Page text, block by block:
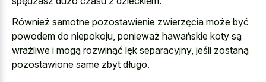
Również samotne pozostawienie zwierzęcia może być
powodem do niepokoju, ponieważ hawańskie koty są
wrażliwe i mogą rozwinąć lęk separacyjny, jeśli zostaną
pozostawione same zbyt długo.